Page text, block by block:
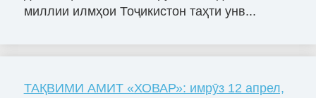
миллии илмҳои Тоҷикистон таҳти унв...
ТАҚВИМИ АМИТ «ХОВАР»: имрӯз 12 апрел,